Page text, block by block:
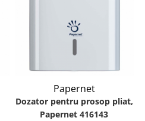
Papernet
Dozator pentru prosop pliat,
Papernet 416143